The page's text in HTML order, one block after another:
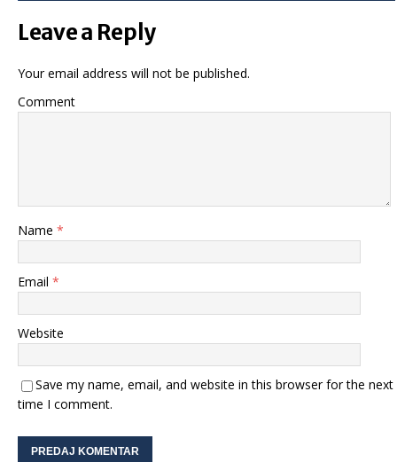
Leave a Reply
Your email address will not be published.
Comment
Name *
Email *
Website
Save my name, email, and website in this browser for the next
time I comment.